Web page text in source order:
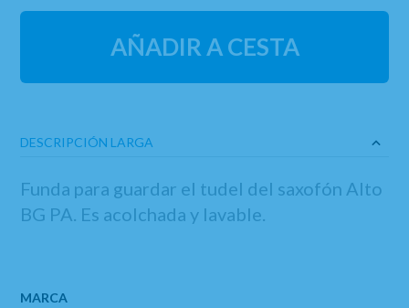
AÑADIR A CESTA
DESCRIPCIÓN LARGA
Funda para guardar el tudel del saxofón Alto
BG PA. Es acolchada y lavable.
MARCA